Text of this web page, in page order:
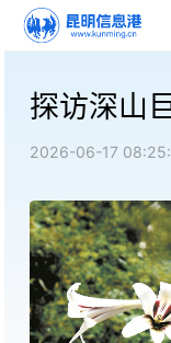
探访深山
2026-06-17